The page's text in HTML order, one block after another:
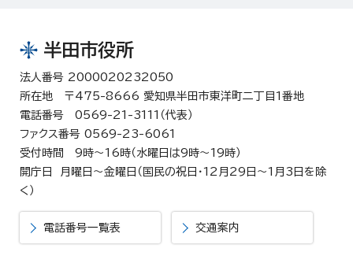
半田市役所
法人番号 2000020232050
所在地 〒475-8666 愛知県半田市東洋町二丁目1番地
電話番号 0569-21-3111（代表）
ファクス番号 0569-23-6061
受付時間 9時～16時（水曜日は9時～19時）
開庁日 月曜日～金曜日（国民の祝日・12月29日～1月3日を除
く）
電話番号一覧表 交通案内